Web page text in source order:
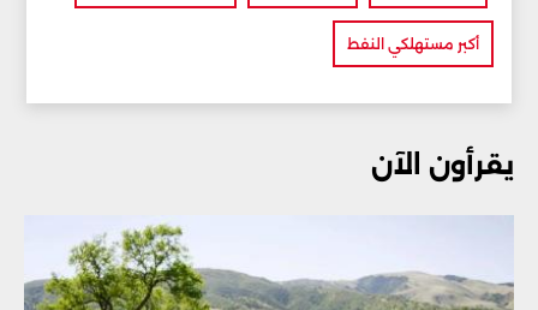
أكبر مستهلكي النفط
يقرأون الآن